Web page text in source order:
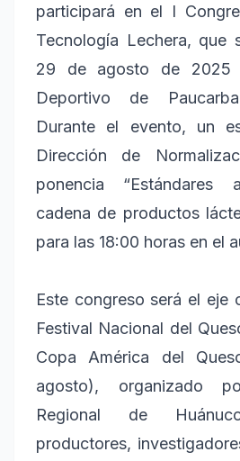
participará en el I
Tecnología Lechera, que
29 de agosto de 2025
Deportivo de
Durante el evento, un
Dirección de
ponencia
cadena de productos
para las 18:00 horas en el
Este congreso será el eje
Festival Nacional del
Copa América del
agosto), organizado
Regional de
productores,